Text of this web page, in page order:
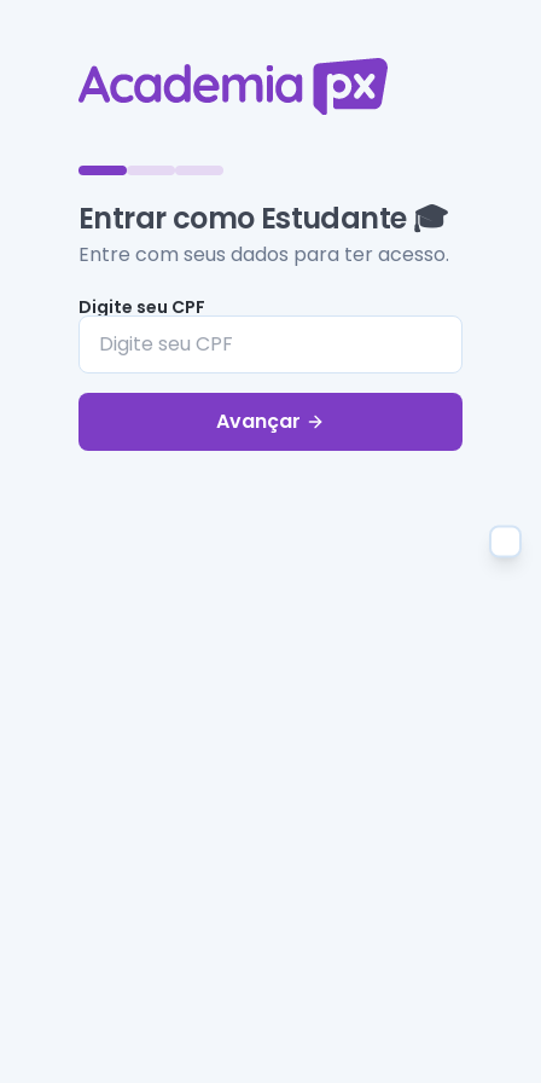
Entrar como Estudante 🎓
Entre com seus dados para ter acesso.
Digite seu CPF
Avançar